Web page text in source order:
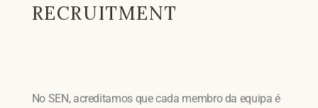
RECRUITMENT
No SEN, acreditamos que cada membro da equipa é